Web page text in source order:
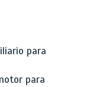
para
para